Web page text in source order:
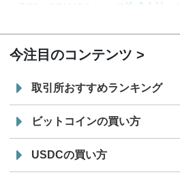
7/29
SBI VCトレード株式会社
今注目のコンテンツ
取引所おすすめランキング
ビットコインの買い方
USDCの買い方